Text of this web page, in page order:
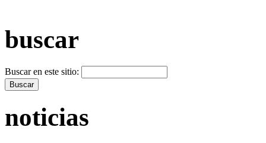
buscar
Buscar en este sitio:
noticias